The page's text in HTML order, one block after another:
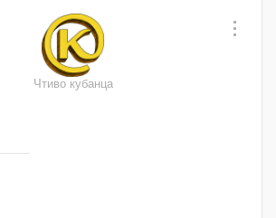
Чтиво кубанца